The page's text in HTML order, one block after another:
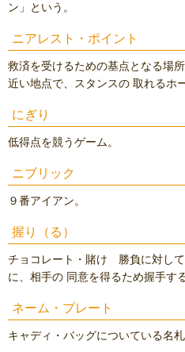
ン」という。
ニアレスト・ポイント
救済を受けるための基点となる場
近い地点で、スタンスの 取れるホ
にぎり
低得点を競うゲーム。
ニブリック
９番アイアン。
握り（る）
チョコレート・賭け 勝負に対し
に、相手の 同意を得るため握手す
ネーム・プレート
キャディ・バッグについている名札